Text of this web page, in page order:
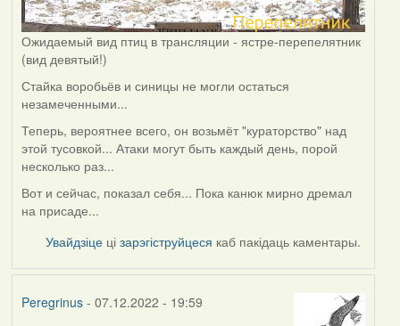
Ожидаемый вид птиц в трансляции - ястре-перепелятник
(вид девятый!)
Стайка воробьёв и синицы не могли остаться
незамеченными...
Теперь, вероятнее всего, он возьмёт "кураторство" над
этой тусовкой... Атаки могут быть каждый день, порой
несколько раз...
Вот и сейчас, показал себя... Пока канюк мирно дремал
на присаде...
Увайдзіце цізарэгіструйцеся каб пакідаць каментары.
Peregrinus- 07.12.2022 - 19:59